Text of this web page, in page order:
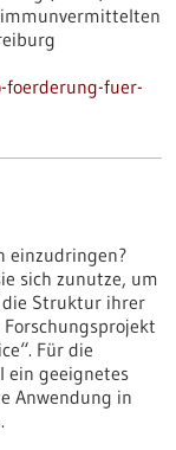
fuer-
einzudringen?
sich zunutze, um
die Struktur ihrer
Für die
ein geeignetes
Anwendung in